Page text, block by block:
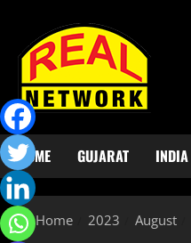
content
HOME GUJARAT INDIA
Home 2023 August